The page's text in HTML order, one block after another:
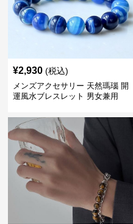
¥2,930 (税込)
メンズアクセサリー 天然瑪瑙 開
運風水ブレスレット 男女兼用